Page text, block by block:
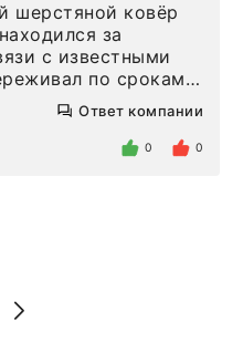
шерстяной ковёр
за
с известными
по срокам.
ровно в
время, без
похвал. Выглядит
Ответ компании
0 0